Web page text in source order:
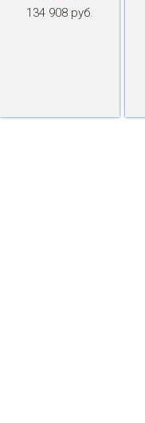
134 908 руб.